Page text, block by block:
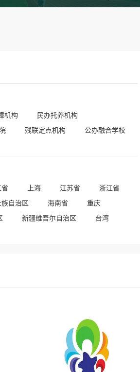
机构 民办托养机构
残联定点机构 公办融合学校
上海 江苏省 浙江省
自治区 海南省 重庆
新疆维吾尔自治区 台湾